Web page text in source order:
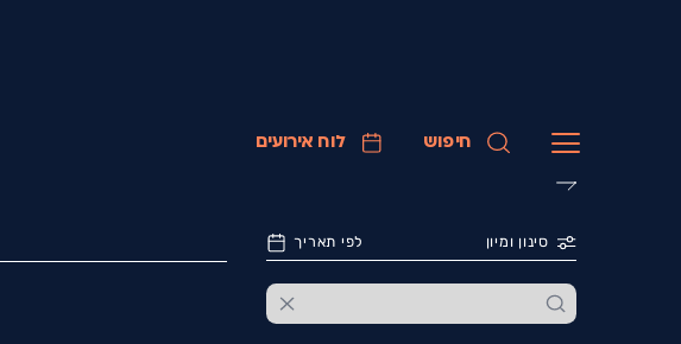
לוח אירועים חיפוש
סינון ומיון לפי תאריך